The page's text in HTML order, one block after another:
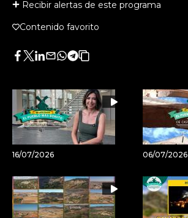
Recibir alertas de este programa
Contenido favorito
Facebook
Twitter
LinkedIn
Enviar
Whatsapp
Telegram
Copiar
artículo
16/07/2026 06/07/2026